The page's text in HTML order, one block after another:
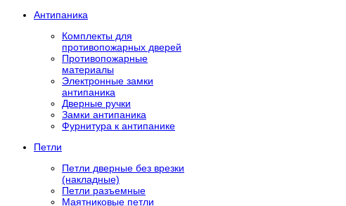
Антипаника
Комплекты для
противопожарных дверей
Противопожарные
материалы
Электронные замки
антипаника
Дверные ручки
Замки антипаника
Фурнитура к антипанике
Петли
Петли дверные без врезки
(накладные)
Петли разъемные
Маятниковые петли